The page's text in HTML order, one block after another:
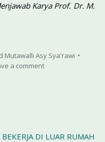
Karya Prof. Dr. M.
Mutawalli Asy Sya'rawi
a comment
DI LUAR RUMAH